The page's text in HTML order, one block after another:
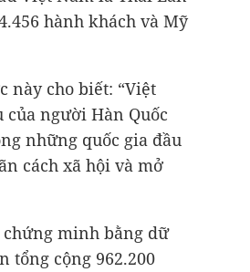
hành khách và Mỹ
này cho biết: “Việt
người Hàn Quốc
những quốc gia đầu
cách xã hội và mở
chứng minh bằng dữ
tổng cộng 962.200